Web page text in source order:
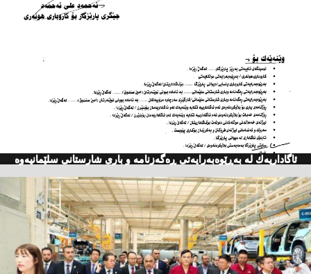
ئاگاداریه‌ك له‌ به‌ڕێوه‌به‌رایه‌تی ڕه‌گه‌زنامه‌ و باری شارستانی سلێمانیه‌وه‌